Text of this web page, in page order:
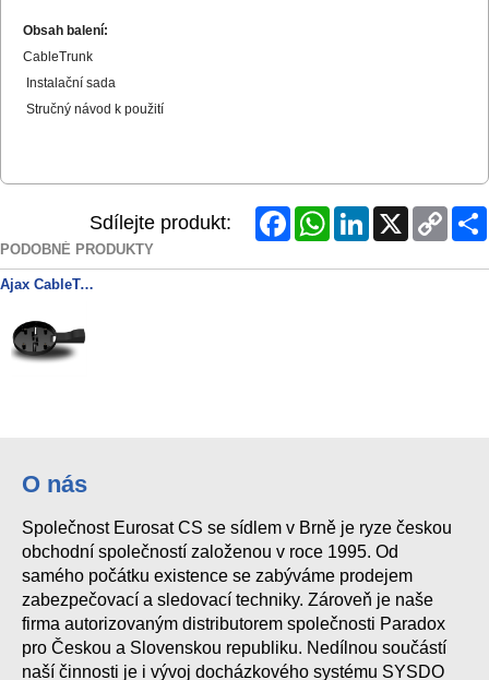
Obsah balení:
CableTrunk
Instalační sada
Stručný návod k použití
Sdílejte produkt: FacebookWhatsAppLinkedInX
Copy
Link
PODOBNÉ PRODUKTY
Ajax CableTrunk black (93359)
O nás
Společnost Eurosat CS se sídlem v Brně je ryze českou
obchodní společností založenou v roce 1995. Od
samého počátku existence se zabýváme prodejem
zabezpečovací a sledovací techniky. Zároveň je naše
firma autorizovaným distributorem společnosti Paradox
pro Českou a Slovenskou republiku. Nedílnou součástí
naší činnosti je i vývoj docházkového systému SYSDO